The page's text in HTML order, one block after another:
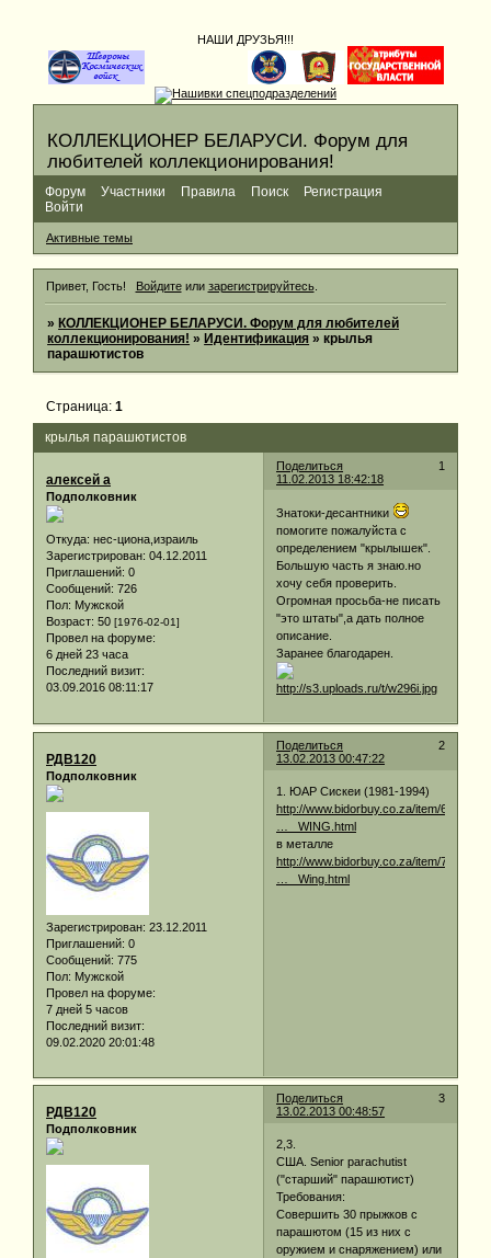
НАШИ ДРУЗЬЯ!!!
КОЛЛЕКЦИОНЕР БЕЛАРУСИ. Форум для
любителей коллекционирования!
Форум Участники Правила Поиск
Регистрация
Войти
Активные темы
Привет, Гость! Войдитеили зарегистрируйтесь.
»КОЛЛЕКЦИОНЕР БЕЛАРУСИ. Форум для любителей
коллекционирования! »Идентификация »крылья
парашютистов
крылья парашютистов
Страница:1
Поделиться
1
11.02.2013 18:42:18
алексей а
Подполковник
Откуда: нес-циона,израиль
Зарегистрирован: 04.12.2011
Приглашений: 0
Сообщений: 726
Пол: Мужской
Возраст: 50 [1976-02-01]
Провел на форуме:
6 дней 23 часа
Последний визит:
03.09.2016 08:11:17
Знатоки-десантники
помогите пожалуйста с
определением "крылышек".
Большую часть я знаю.но
хочу себя проверить.
Огромная просьба-не писать
"это штаты",а дать полное
описание.
Заранее благодарен.
Поделиться
2
13.02.2013 00:47:22
РДВ120
Подполковник
Зарегистрирован: 23.12.2011
Приглашений: 0
Сообщений: 775
Пол: Мужской
Провел на форуме:
7 дней 5 часов
Последний визит:
09.02.2020 20:01:48
1. ЮАР Сискеи (1981-1994)
http://www.bidorbuy.co.za/item/
… _WING.html
в металле
http://www.bidorbuy.co.za/item/
… _Wing.html
Поделиться
3
13.02.2013 00:48:57
РДВ120
Подполковник
2,3.
США. Senior parachutist
("старший" парашютист)
Требования:
Совершить 30 прыжков с
парашютом (15 из них с
оружием и снаряжением) или